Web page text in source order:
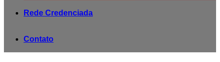
Rede Credenciada
Contato